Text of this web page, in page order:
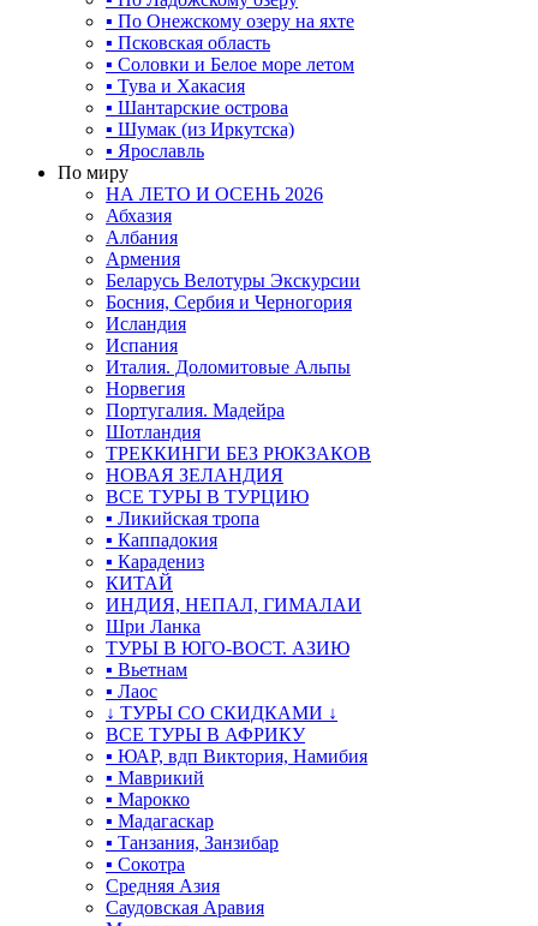
▪ По Онежскому озеру на яхте
▪ Псковская область
▪ Соловки и Белое море летом
▪ Тува и Хакасия
▪ Шантарские острова
▪ Шумак (из Иркутска)
▪ Ярославль
По миру
НА ЛЕТО И ОСЕНЬ 2026
Абхазия
Албания
Армения
Беларусь Велотуры Экскурсии
Босния, Сербия и Черногория
Исландия
Испания
Италия. Доломитовые Альпы
Норвегия
Португалия. Мадейра
Шотландия
ТРЕККИНГИ БЕЗ РЮКЗАКОВ
НОВАЯ ЗЕЛАНДИЯ
ВСЕ ТУРЫ В ТУРЦИЮ
▪ Ликийская тропа
▪ Каппадокия
▪ Карадениз
КИТАЙ
ИНДИЯ, НЕПАЛ, ГИМАЛАИ
Шри Ланка
ТУРЫ В ЮГО-ВОСТ. АЗИЮ
▪ Вьетнам
▪ Лаос
↓ ТУРЫ СО СКИДКАМИ ↓
ВСЕ ТУРЫ В АФРИКУ
▪ ЮАР, вдп Виктория, Намибия
▪ Маврикий
▪ Марокко
▪ Мадагаскар
▪ Танзания, Занзибар
▪ Сокотра
Средняя Азия
Саудовская Аравия